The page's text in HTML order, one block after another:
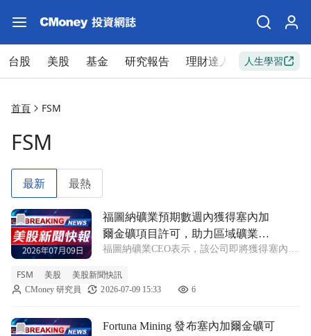
台股 美股 基金 研究報告 理財達人 新手入門
人生學習
首頁 FSM
FSM
最新 最熱
前往福圖納礦業預期數週內獲得塞內加爾金礦項目許可，助
福圖納礦業預期數週內獲得塞內加
爾金礦項目許可，助力區域礦業發
展！
福圖納礦業CEO表示，該公司即將獲得塞內加
2028年開始生產。 FSM +3.44% 福圖納礦業
(FSM)近日傳出好消息，CEO霍爾赫·加諾薩於
FSM 美股 美股新聞快訊
CMoney 研究員 2026-07-09 15:33 6
前往Fortuna Mining 發布塞內加爾金礦可行性研究：預估年
Fortuna Mining 發布塞內加爾金礦可